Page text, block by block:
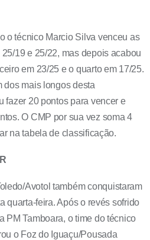
o técnico Marcio Silva venceu as
19 e 25/22, mas depois acabou
em 23/25 e o quarto em 17/25.
dos mais longos desta
fazer 20 pontos para vencer e
O CMP por sua vez soma 4
na tabela de classificação.
Avotol também conquistaram
quarta-feira. Após o revés sofrido
PM Tamboara, o time do técnico
o Foz do Iguaçu/Pousada